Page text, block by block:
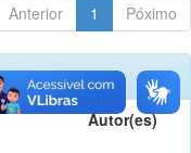
Anterior 1 Póximo
Autor(es)